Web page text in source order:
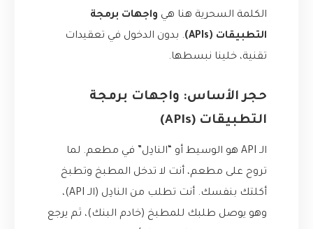
الكلمة السحرية هنا هي واجهات برمجة
التطبيقات (APIs)
. بدون الدخول في تعقيدات
تقنية، خلينا نبسطها.
حجر الأساس: واجهات برمجة
التطبيقات (APIs)
الـ API هو الوسيط أو “النادِل” في مطعم. لما
تروح على مطعم، أنت لا تدخل المطبخ وتطبخ
أكلتك بنفسك. أنت تطلب من النادِل (الـ API)،
وهو يوصل طلبك للمطبخ (خادم البنك)، ثم يرجع